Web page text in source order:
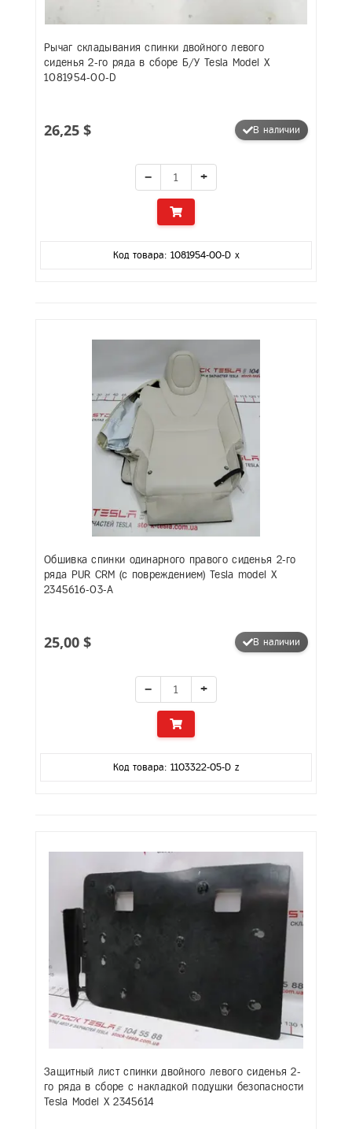
Рычаг складывания спинки двойного левого
сиденья 2-го ряда в сборе Б/У Tesla Model X
1081954-00-D
26,25 $ В наличии
− +
Код товара: 1081954-00-D x
Обшивка спинки одинарного правого сиденья 2-го
ряда PUR CRM (с повреждением) Tesla model X
2345616-03-A
25,00 $ В наличии
− +
Код товара: 1103322-05-D z
Защитный лист спинки двойного левого сиденья 2-
го ряда в сборе с накладкой подушки безопасности
Tesla Model X 2345614